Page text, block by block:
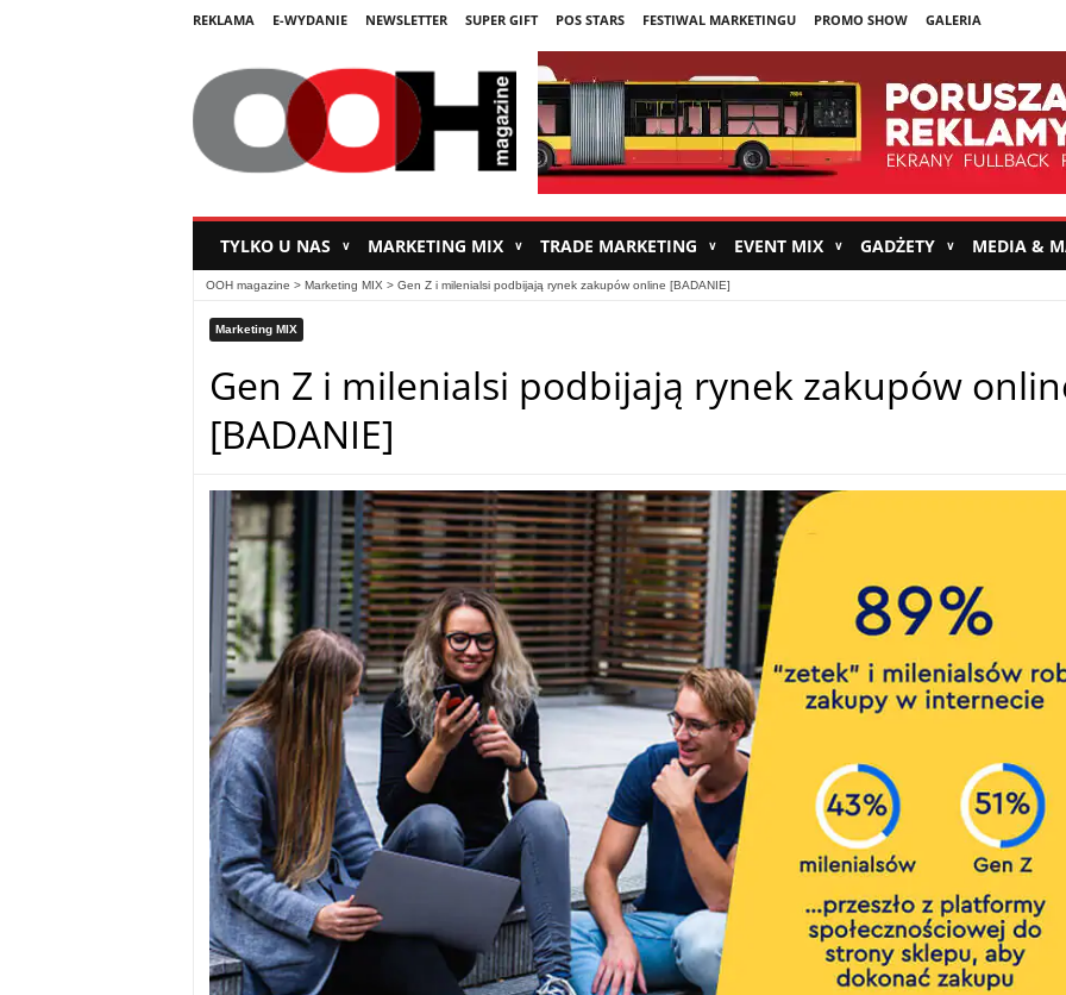
REKLAMA E-WYDANIE NEWSLETTER SUPER GIFT POS STARS FESTIWAL MARKETINGU PROMO SHOW GALERIA
TYLKO U NAS ∨ MARKETING MIX ∨ TRADE MARKETING ∨ EVENT MIX ∨ GADŻETY ∨ MEDIA &
OOH magazine > Marketing MIX> Gen Z i milenialsi podbijają rynek zakupów online [BADANIE]
Marketing MIX
Gen Z i milenialsi podbijają rynek zakupów
[BADANIE]